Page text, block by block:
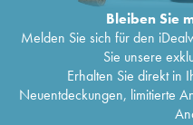
Bleiben Sie
Melden Sie sich für den
Sie unsere
Erhalten Sie direkt in
Neuentdeckungen, limitierte